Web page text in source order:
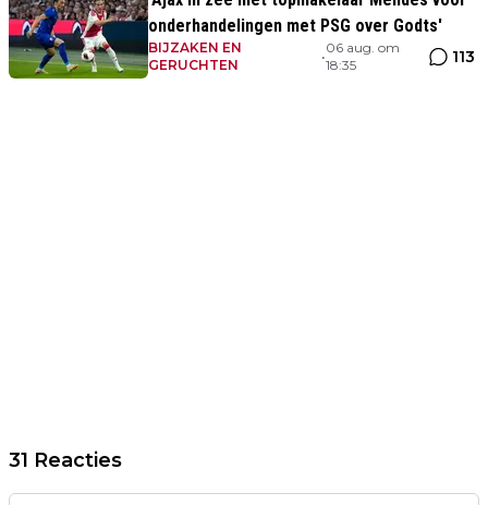
onderhandelingen met PSG over Godts'
BIJZAKEN EN
GERUCHTEN
•
06 aug. om
18:35
113
31 Reacties